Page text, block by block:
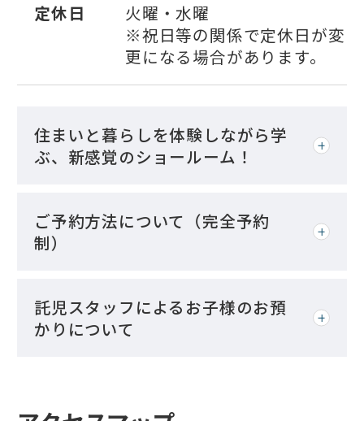
定休日
火曜・水曜
※祝日等の関係で定休日が変
更になる場合があります。
住まいと暮らしを体験しながら学
ぶ、新感覚のショールーム！
ご予約方法について（完全予約
制）
託児スタッフによるお子様のお預
かりについて